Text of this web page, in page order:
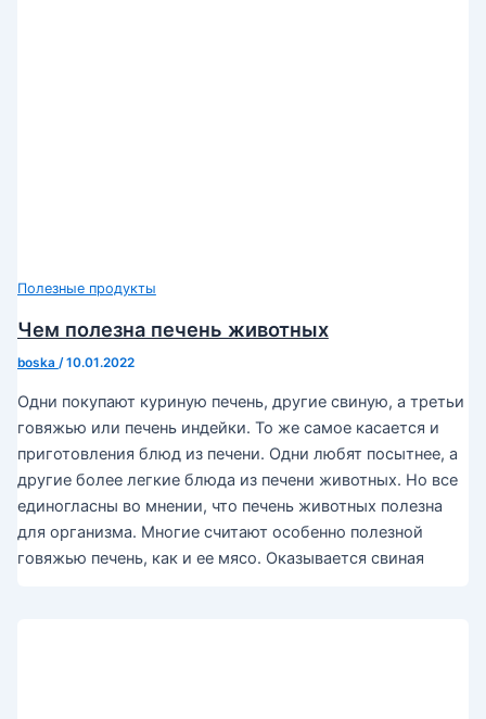
Полезные продукты
Чем полезна печень животных
boska /10.01.2022
Одни покупают куриную печень, другие свиную, а третьи
говяжью или печень индейки. То же самое касается и
приготовления блюд из печени. Одни любят посытнее, а
другие более легкие блюда из печени животных. Но все
единогласны во мнении, что печень животных полезна
для организма. Многие считают особенно полезной
говяжью печень, как и ее мясо. Оказывается свиная